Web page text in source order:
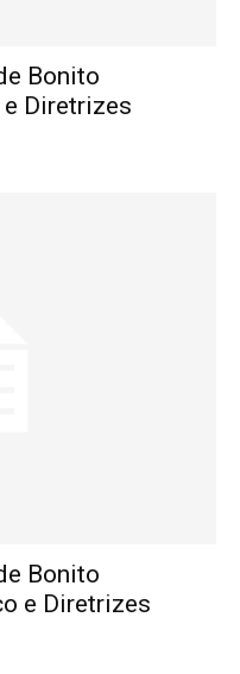
Bonito
Diretrizes
Bonito
e Diretrizes